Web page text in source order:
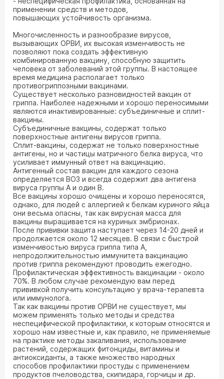
применении средств и методов,
повышающих устойчивость организма.
Многочисленность и разнообразие вирусов,
вызывающих ОРВИ, их высокая изменчивость не
позволяют пока создать эффективную
комбинированную вакцину, способную защитить
человека от заболеваний этой группы. В настоящее
время медицина располагает только
противогриппозными вакцинами.
Существует несколько разновидностей вакцин от
гриппа. Наиболее надежными и хорошо переносимыми
являются инактивированные: субъединичные и сплит-
вакцины.
Субъединичные вакцины, содержат только
поверхностные антигены вирусов гриппа.
Сплит-вакцины, содержат не только поверхностные
антигены, но и частицы матричного белка вируса, что
усиливает иммунный ответ на вакцинацию.
Антигенный состав вакцин для каждого сезона
определяется ВОЗ и всегда содержит два антигена
вируса группы А и один В.
Все вакцины хорошо очищены и хорошо переносятся,
однако, для людей с аллергией к белкам куриного яйца
они весьма опасны, так как вирусная масса для
вакцины выращивается на куриных эмбрионах.
После прививки защита наступает через 14-20 дней и
продолжается около 12 месяцев. В связи с быстрой
изменчивостью вируса гриппа типа А,
непродолжительностью иммунитета вакцинацию
против гриппа рекомендуют проводить ежегодно.
Профилактическая эффективность вакцинации - около
70%. В любом случае рекомендую вам перед
прививкой получить консультацию у врача-терапевта
или иммунолога.
Так как вакцины против ОРВИ не существует, мы
можем применять только методы и средства
неспецифической профилактики, к которым относятся и
хорошо нам известные и, как правило, не применяемые
на практике методы закаливания, использование
растений, содержащих фитонциды, витамины и
антиоксиданты, а также множество народных
способов профилактики простуды с применением
продуктов пчеловодства, скипидара, горчицы и др.